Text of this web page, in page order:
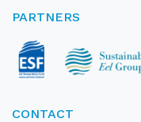
PARTNERS
CONTACT